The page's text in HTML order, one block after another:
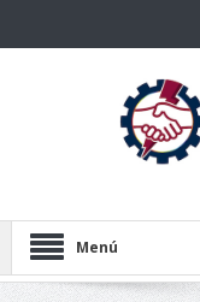
Menú